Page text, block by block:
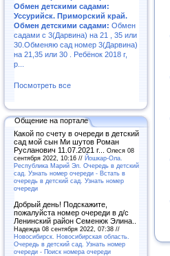
Обмен детскими садами:
Уссурийск. Приморский край.
Обмен детскими садами: Обмен
садами с 3(Дарвина) на 21 , 35 или
30.Обменяю сад номер 3(Дарвина)
на 21,35 или 30 . Ребёнок 2018 г,
р...
Посмотреть все
Общение на портале
Какой по счету в очереди в детский
сад мой сын Ми шутов Роман
Русланович 11.07.2021 г... Олеся 08
сентября 2022, 10:16 // Йошкар-Ола.
Республика Марий Эл. Очередь в детский
сад. Узнать номер очереди - Встать в
очередь в детский сад. Узнать номер
очереди
Добрый день! Подскажите,
пожалуйста номер очереди в д/с
Ленинский район Семенюк Элина..
Надежда 08 сентября 2022, 07:38 //
Новосибирск. Новосибирская область.
Очередь в детский сад. Узнать номер
очереди - Поиск номера очереди